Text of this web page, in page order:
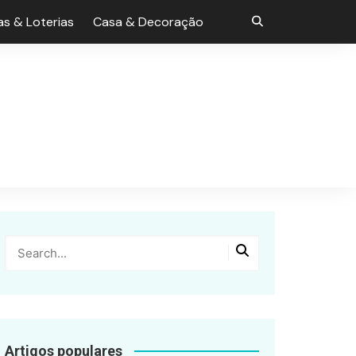
& Loterias Casa & Decoração
Artigos populares